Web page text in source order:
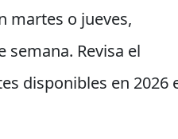
martes o jueves,
Revisa el
disponibles en 2026